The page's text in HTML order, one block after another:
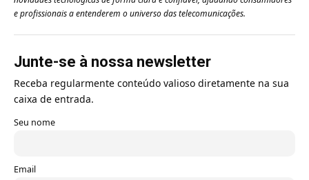
e profissionais a entenderem o universo das telecomunicações.
Junte-se à nossa newsletter
Receba regularmente conteúdo valioso diretamente na sua
caixa de entrada.
Seu nome
Email